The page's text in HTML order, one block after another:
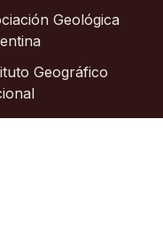
Geológica
Geográfico